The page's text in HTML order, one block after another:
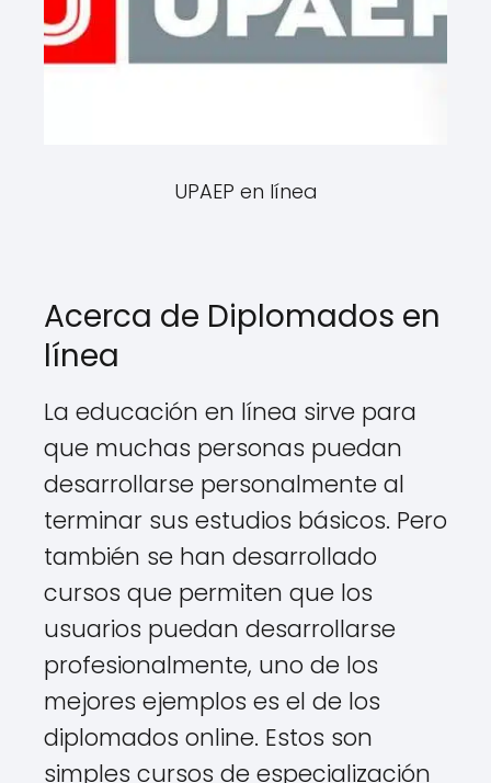
UPAEP en línea
Acerca de Diplomados en
línea
La educación en línea sirve para
que muchas personas puedan
desarrollarse personalmente al
terminar sus estudios básicos. Pero
también se han desarrollado
cursos que permiten que los
usuarios puedan desarrollarse
profesionalmente, uno de los
mejores ejemplos es el de los
diplomados online. Estos son
simples cursos de especialización